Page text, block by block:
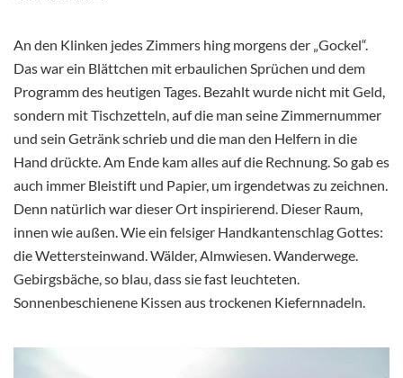
An den Klinken jedes Zimmers hing morgens der „Gockel“.
Das war ein Blättchen mit erbaulichen Sprüchen und dem
Programm des heutigen Tages. Bezahlt wurde nicht mit Geld,
sondern mit Tischzetteln, auf die man seine Zimmernummer
und sein Getränk schrieb und die man den Helfern in die
Hand drückte. Am Ende kam alles auf die Rechnung. So gab es
auch immer Bleistift und Papier, um irgendetwas zu zeichnen.
Denn natürlich war dieser Ort inspirierend. Dieser Raum,
innen wie außen. Wie ein felsiger Handkantenschlag Gottes:
die Wettersteinwand. Wälder, Almwiesen. Wanderwege.
Gebirgsbäche, so blau, dass sie fast leuchteten.
Sonnenbeschienene Kissen aus trockenen Kiefernnadeln.